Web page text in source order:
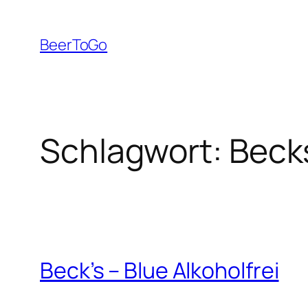
Inhalt
springen
BeerToGo
Schlagwort:
Beck’s – Blue Alkoholfrei